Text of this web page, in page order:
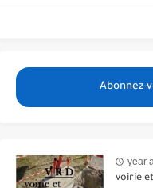
Abonnez-
year
voirie